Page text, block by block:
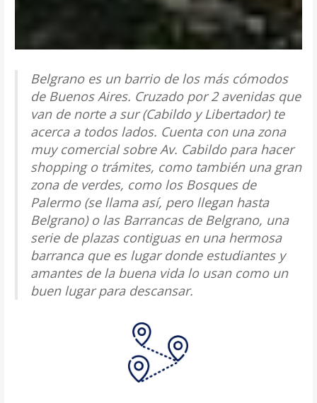
Belgrano es un barrio de los más cómodos
de Buenos Aires. Cruzado por 2 avenidas que
van de norte a sur (Cabildo y Libertador) te
acerca a todos lados. Cuenta con una zona
muy comercial sobre Av. Cabildo para hacer
shopping o trámites, como también una gran
zona de verdes, como los Bosques de
Palermo (se llama así, pero llegan hasta
Belgrano) o las Barrancas de Belgrano, una
serie de plazas contiguas en una hermosa
barranca que es lugar donde estudiantes y
amantes de la buena vida lo usan como un
buen lugar para descansar.